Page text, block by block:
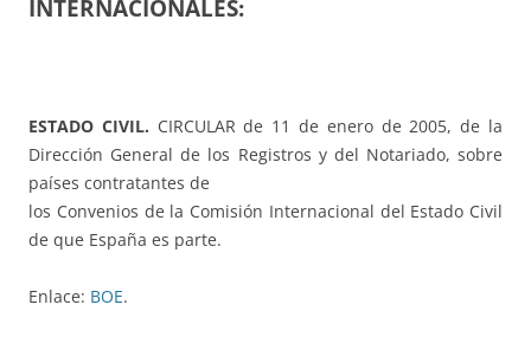
INTERNACIONALES:
ESTADO CIVIL. CIRCULAR de 11 de enero de 2005, de la
Dirección General de los Registros y del Notariado, sobre
países contratantes de
los Convenios de la Comisión Internacional del Estado Civil
de que España es parte.
Enlace: BOE.